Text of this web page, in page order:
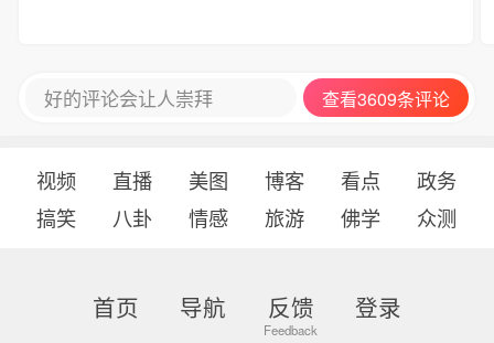
好的评论会让人崇拜 查看3609条评论
视频 直播 美图 博客 看点
政务
搞笑
八卦 情感 旅游 佛学 众测
首页 导航 反馈 登录